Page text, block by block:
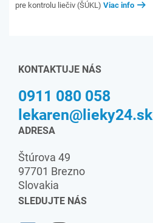
pre kontrolu liečiv (ŠÚKL) Viac info
KONTAKTUJE NÁS
0911 080 058
lekaren@lieky24.sk
ADRESA
Štúrova 49
97701 Brezno
Slovakia
SLEDUJTE NÁS